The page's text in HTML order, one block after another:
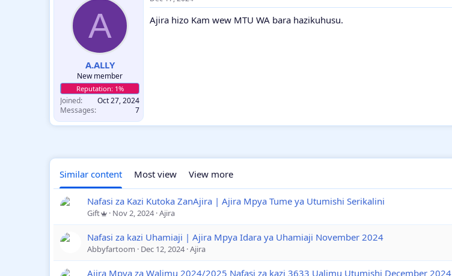
A
A.ALLY
New member
Joined
Oct 27, 2024
Messages
7
Ajira hizo Kam wew MTU WA bara hazikuhusu.
Similar content Most view View more
Nafasi za Kazi Kutoka ZanAjira | Ajira Mpya Tume ya Utumishi Serikalini
Gift Nov 2, 2024 Ajira
Nafasi za kazi Uhamiaji | Ajira Mpya Idara ya Uhamiaji November 2024
Abbyfartoom Dec 12, 2024 Ajira
Ajira Mpya za Walimu 2024/2025 Nafasi za kazi 3633 Ualimu Utumishi December 2024